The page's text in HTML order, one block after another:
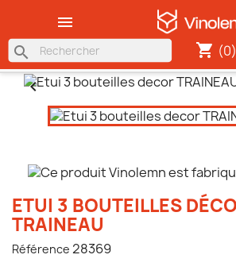

shopping_cart (0)
search

ETUI 3 BOUTEILLES
TRAINEAU
Référence 28369